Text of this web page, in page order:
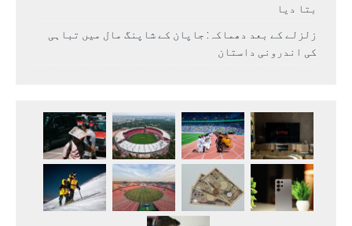
بتا دیا
زلزلے کے بعد دھماکہ: جاپان کے شاپنگ مال میں تباہی
کی اندرونی داستان